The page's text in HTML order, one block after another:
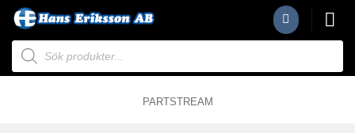
Skip
content
Produktsökning
PARTSTREAM